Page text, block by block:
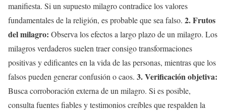
manifiesta. Si un supuesto milagro contradice los valores
fundamentales de la religión, es probable que sea falso. 2. Frutos
del milagro: Observa los efectos a largo plazo de un milagro. Los
milagros verdaderos suelen traer consigo transformaciones
positivas y edificantes en la vida de las personas, mientras que los
falsos pueden generar confusión o caos. 3. Verificación objetiva:
Busca corroboración externa de un milagro. Si es posible,
consulta fuentes fiables y testimonios creíbles que respalden la